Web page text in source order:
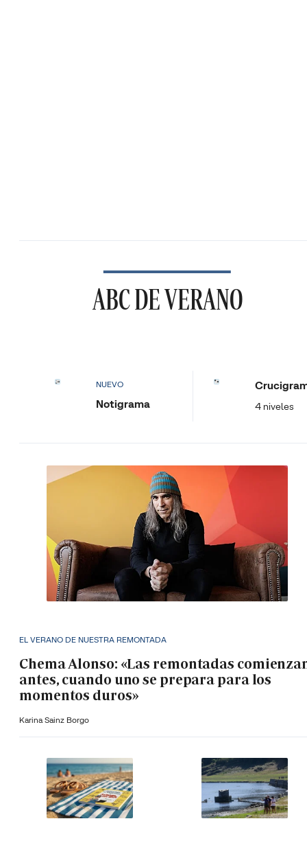
ABC DE VERANO
NUEVO
Notigrama 4 niveles
EL VERANO DE NUESTRA REMONTADA
Chema Alonso: «Las remontadas
antes, cuando uno se prepara para los
momentos duros»
Karina Sainz Borgo